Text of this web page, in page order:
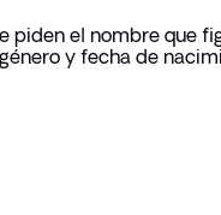
piden el nombre que
y fecha de